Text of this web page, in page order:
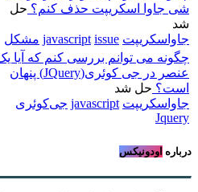
شی جاوا اسکریپت حذف کنم؟ حل
شد
جاواسکریپت
javascript issue مشکل
چگونه می توانم بررسی کنم که آیا
عنصر در جی کوئری(JQuery) پنهان
است؟ حل شد
جاواسکریپت javascript جی‌کوئری
Jquery
درباره اودونیکس